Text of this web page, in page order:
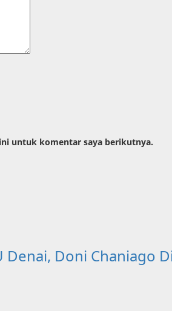
untuk komentar saya berikutnya.
Denai, Doni Chaniago